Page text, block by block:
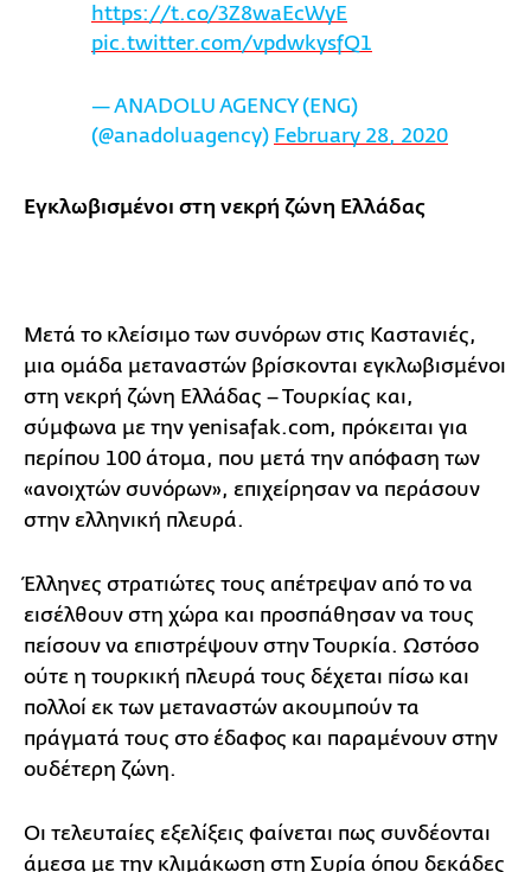
https://t.co/3Z8waEcWyE
pic.twitter.com/vpdwkysfQ1
— ANADOLU AGENCY (ENG)
(@anadoluagency) February 28, 2020
Εγκλωβισμένοι στη νεκρή ζώνη Ελλάδας
Μετά το κλείσιμο των συνόρων στις Καστανιές,
μια ομάδα μεταναστών βρίσκονται εγκλωβισμένοι
στη νεκρή ζώνη Ελλάδας – Τουρκίας και,
σύμφωνα με την yenisafak.com, πρόκειται για
περίπου 100 άτομα, που μετά την απόφαση των
«ανοιχτών συνόρων», επιχείρησαν να περάσουν
στην ελληνική πλευρά.
Έλληνες στρατιώτες τους απέτρεψαν από το να
εισέλθουν στη χώρα και προσπάθησαν να τους
πείσουν να επιστρέψουν στην Τουρκία. Ωστόσο
ούτε η τουρκική πλευρά τους δέχεται πίσω και
πολλοί εκ των μεταναστών ακουμπούν τα
πράγματά τους στο έδαφος και παραμένουν στην
ουδέτερη ζώνη.
Οι τελευταίες εξελίξεις φαίνεται πως συνδέονται
άμεσα με την κλιμάκωση στη Συρία όπου δεκάδες